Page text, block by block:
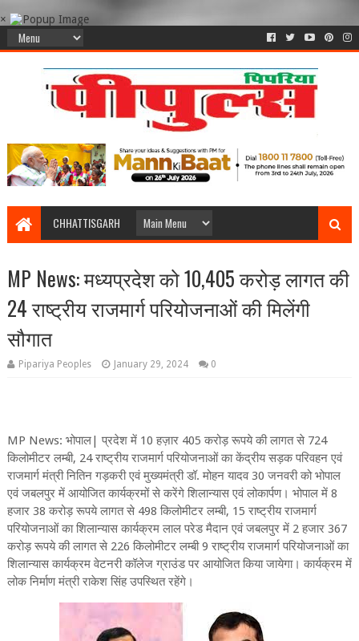
×
CHHATTISGARH
MP News: मध्यप्रदेश को 10,405 करोड़ लागत की
24 राष्ट्रीय राजमार्ग परियोजनाओं की मिलेंगी
सौगात
Pipariya Peoples January 29, 2024 0
MP News: भोपाल| प्रदेश में 10 हज़ार 405 करोड़ रूपये की लागत से 724
किलोमीटर लम्बी, 24 राष्ट्रीय राजमार्ग परियोजनाओं का केंद्रीय सड़क परिवहन एवं
राजमार्ग मंत्री नितिन गड़करी एवं मुख्यमंत्री डॉ. मोहन यादव 30 जनवरी को भोपाल
एवं जबलपुर में आयोजित कार्यक्रमों से करेंगे शिलान्यास एवं लोकार्पण। भोपाल में 8
हजार 38 करोड़ रूपये लागत से 498 किलोमीटर लम्बी, 15 राष्ट्रीय राजमार्ग
परियोजनाओं का शिलान्यास कार्यक्रम लाल परेड मैदान एवं जबलपुर में 2 हजार 367
करोड़ रूपये की लागत से 226 किलोमीटर लम्बी 9 राष्ट्रीय राजमार्ग परियोजनाओं का
शिलान्यास कार्यक्रम वेटनरी कॉलेज ग्राउंड पर आयोजित किया जायेगा। कार्यक्रम में
लोक निर्माण मंत्री राकेश सिंह उपस्थित रहेंगे।